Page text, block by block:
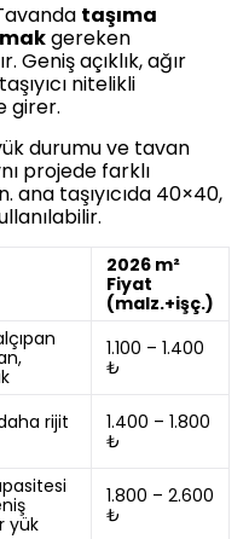
taşıma
gereken
Geniş açıklık, ağır
nitelikli
girer.
durumu ve tavan
projede farklı
taşıyıcıda 40×40,
2026 m²
Fiyat
(malz.+işç.)
1.100 – 1.400
₺
rijit
1.400 – 1.800
₺
yük
1.800 – 2.600
₺